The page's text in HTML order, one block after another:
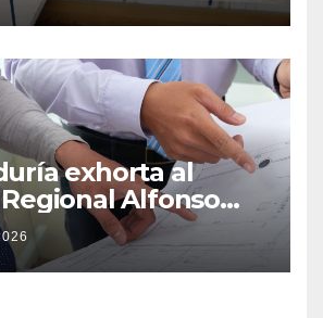
exhorta al
Alfonso
E.S.E. a
trámite licitatorio